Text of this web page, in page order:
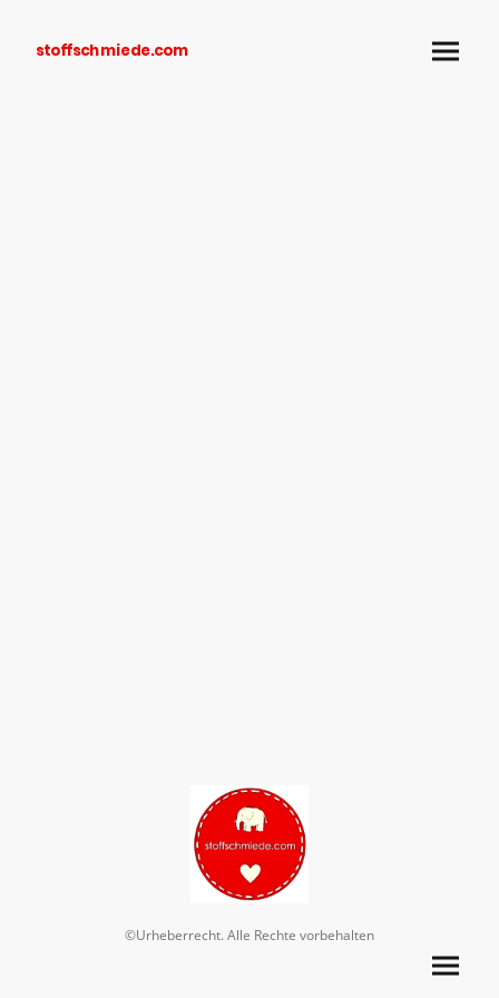
stoffschmiede.com
©Urheberrecht. Alle Rechte vorbehalten